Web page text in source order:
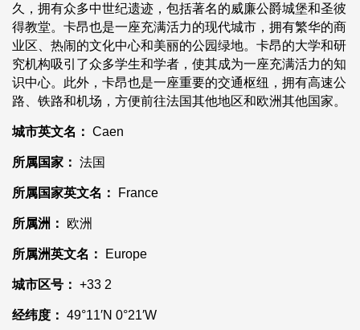
久，拥有众多中世纪遗迹，包括著名的威廉公爵城堡和圣彼
得教堂。卡昂也是一座充满活力的现代城市，拥有繁华的商
业区、热闹的文化中心和美丽的公园绿地。卡昂的大学和研
究机构吸引了众多学生和学者，使其成为一座充满活力的知
识中心。此外，卡昂也是一座重要的交通枢纽，拥有高速公
路、铁路和机场，方便前往法国其他地区和欧洲其他国家。
城市英文名： Caen
所属国家： 法国
所属国家英文名： France
所属洲： 欧洲
所属洲英文名： Europe
城市区号： +33 2
经纬度： 49°11′N 0°21′W